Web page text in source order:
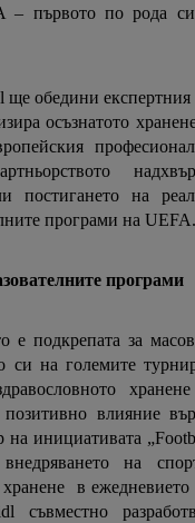
– първото по рода
ще обедини експертния
осъзнатото
постигането на
програми на UEFA.
програми
е подкрепата за
си на големите
влияние
на инициативата
на
хранене в ежедневието